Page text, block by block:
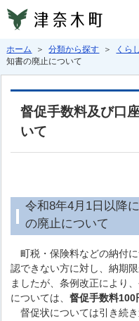
ホーム ＞分類から探す ＞ くら
知書の廃止について
督促手数料及び口
いて
令和8年4月1日以降
の廃止について
町税・保険料などの納付
認できない方に対し、納期
ましたが、条例改正により
については、督促手数料100
督促状については引き続